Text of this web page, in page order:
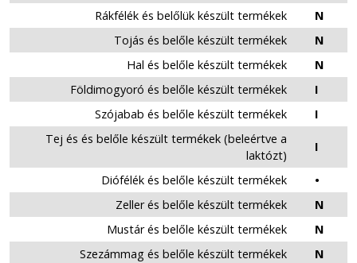
Rákfélék és belőlük készült termékek
N
Tojás és belőle készült termékek
N
Hal és belőle készült termékek
N
Földimogyoró és belőle készült termékek
I
Szójabab és belőle készült termékek
I
Tej és és belőle készült termékek (beleértve a
laktózt)
I
Diófélék és belőle készült termékek
•
Zeller és belőle készült termékek
N
Mustár és belőle készült termékek
N
Szezámmag és belőle készült termékek
N